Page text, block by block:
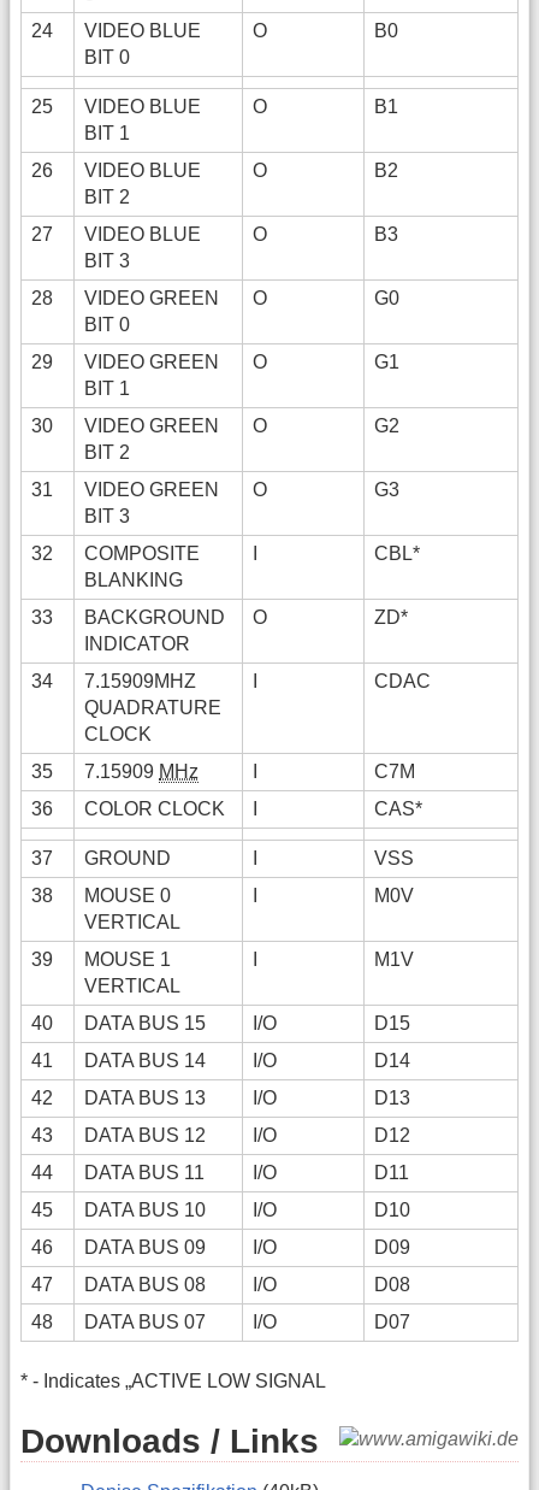
24
VIDEO BLUE
BIT 0
O B0
25
VIDEO BLUE
BIT 1
O B1
26
VIDEO BLUE
BIT 2
O B2
27
VIDEO BLUE
BIT 3
O B3
28
VIDEO GREEN
BIT 0
O G0
29
VIDEO GREEN
BIT 1
O G1
30
VIDEO GREEN
BIT 2
O G2
31
VIDEO GREEN
BIT 3
O G3
32
COMPOSITE
BLANKING
CBL*
33
BACKGROUND
INDICATOR
O ZD*
34
7.15909MHZ
QUADRATURE
CLOCK
CDAC
35 7.15909 MHz
C7M
36
COLOR CLOCK CAS*
37 GROUND
VSS
38
MOUSE 0
VERTICAL
M0V
39
MOUSE 1
VERTICAL
M1V
40 DATA BUS 15 I/O
D15
41
DATA BUS 14 I/O
D14
42
DATA BUS 13 I/O
D13
43
DATA BUS 12 I/O
D12
44
DATA BUS 11 I/O
D11
45
DATA BUS 10 I/O
D10
46
DATA BUS 09 I/O
D09
47
DATA BUS 08 I/O
D08
48
DATA BUS 07 I/O D07
* - Indicates „ACTIVE LOW SIGNAL
Downloads / Links